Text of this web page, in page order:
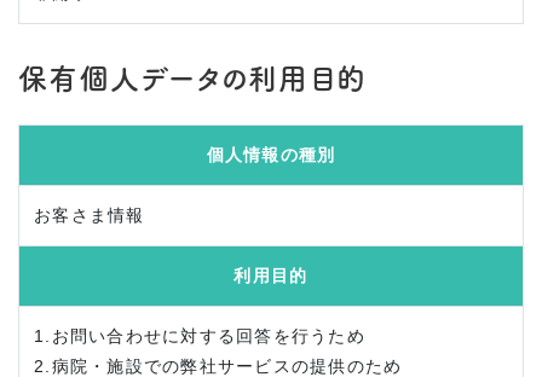
保有個人データの利用目的
個人情報の種別
お客さま情報
利用目的
1.お問い合わせに対する回答を行うため
2.病院・施設での弊社サービスの提供のため